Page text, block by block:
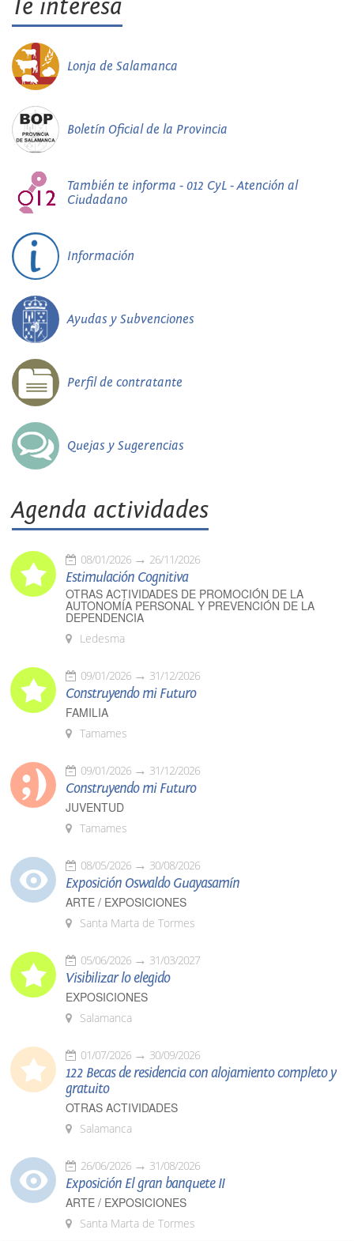
Te interesa
Lonja de Salamanca
Boletín Oficial de la Provincia
También te informa - 012 CyL - Atención al
Ciudadano
Información
Ayudas y Subvenciones
Perfil de contratante
Quejas y Sugerencias
Agenda actividades
08/01/2026 26/11/2026
Estimulación Cognitiva
OTRAS ACTIVIDADES DE PROMOCIÓN DE LA
AUTONOMÍA PERSONAL Y PREVENCIÓN DE LA
DEPENDENCIA
Ledesma
09/01/2026 31/12/2026
Construyendo mi Futuro
FAMILIA
Tamames
09/01/2026 31/12/2026
Construyendo mi Futuro
JUVENTUD
Tamames
08/05/2026 30/08/2026
Exposición Oswaldo Guayasamín
ARTE / EXPOSICIONES
Santa Marta de Tormes
05/06/2026 31/03/2027
Visibilizar lo elegido
EXPOSICIONES
Salamanca
01/07/2026 30/09/2026
122 Becas de residencia con alojamiento completo y
gratuito
OTRAS ACTIVIDADES
Salamanca
26/06/2026 31/08/2026
Exposición El gran banquete II
ARTE / EXPOSICIONES
Santa Marta de Tormes